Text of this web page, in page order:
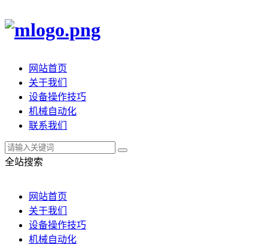
网站首页
关于我们
设备操作技巧
机械自动化
联系我们
全站搜索
网站首页
关于我们
设备操作技巧
机械自动化